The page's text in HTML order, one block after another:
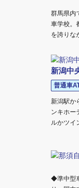
群馬県内
車学校。
を誇りな
新潟中
普通車
新潟駅か
ンキホー
ルかツイ
◆準中型